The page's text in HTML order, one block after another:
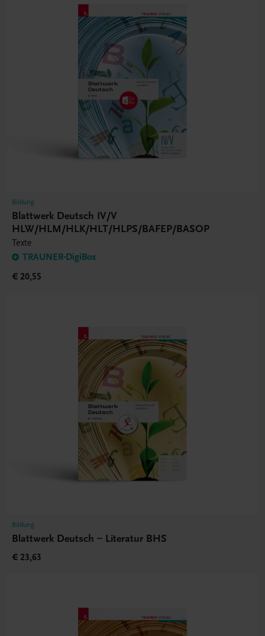
Bildung
Blattwerk Deutsch IV/V
HLW/HLM/HLK/HLT/HLPS/BAFEP/BASOP
Texte
TRAUNER-DigiBox
€ 20,55
Bildung
Blattwerk Deutsch – Literatur BHS
€ 23,63